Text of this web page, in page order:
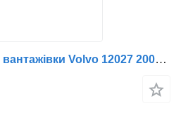
Гальмівна колодка до вантажівки Volvo 12027 200mm